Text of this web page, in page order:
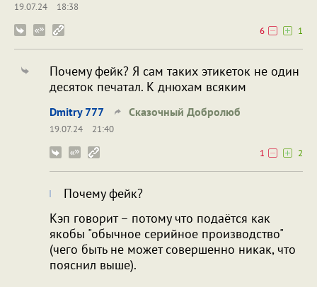
19.07.24
18:38
6
1
Почему фейк? Я сам таких этикеток не один
десяток печатал. К днюхам всяким
Dmitry 777 Сказочный Добролюб
19.07.24
21:40
1
2
Почему фейк?
Кэп говорит – потому что подаётся как
якобы "обычное серийное производство"
(чего быть не может совершенно никак, что
пояснил выше).